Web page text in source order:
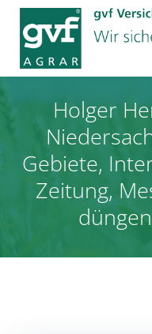
Holger
Gebiete,
Zeitung,